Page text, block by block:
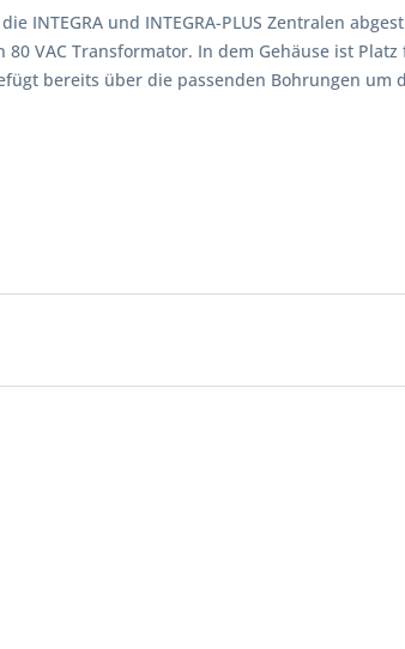
INTEGRA und INTEGRA-PLUS Zentralen
VAC Transformator. In dem Gehäuse ist
bereits über die passenden Bohrungen